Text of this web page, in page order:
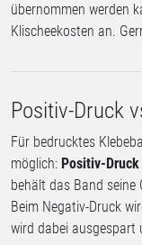
übernommen werden
Klischeekosten an.
Positiv-Druck
Für bedrucktes
möglich: Positiv-Druck
behält das Band
Beim Negativ-Druck
wird dabei ausgespart